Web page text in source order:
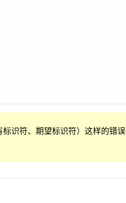
识符、期望标识符）这样的错误